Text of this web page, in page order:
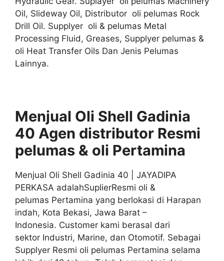
Oil, Slideway Oil, Distributor oli pelumas Rock
Drill Oil. Supplyer oli & pelumas Metal
Processing Fluid, Greases, Supplyer pelumas &
oli Heat Transfer Oils Dan Jenis Pelumas
Lainnya.
Menjual Oli Shell Gadinia
40 Agen distributor Resmi
pelumas & oli Pertamina
Menjual Oli Shell Gadinia 40 | JAYADIPA
PERKASA adalahSuplierResmi oli &
pelumas Pertamina yang berlokasi di Harapan
indah, Kota Bekasi, Jawa Barat –
Indonesia. Customer kami berasal dari
sektor Industri, Marine, dan Otomotif. Sebagai
Supplyer Resmi oli pelumas Pertamina selama